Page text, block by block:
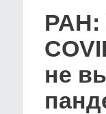
РАН:
не